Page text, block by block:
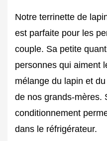
Notre terrinette de
est parfaite pour les
couple. Sa petite
personnes qui aiment
mélange du lapin et
de nos grands-mères.
conditionnement
dans le réfrigérateur.